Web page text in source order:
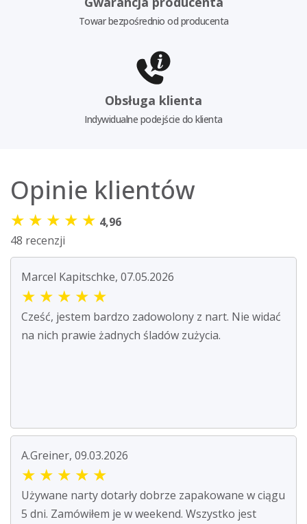
Towar bezpośrednio od producenta
Obsługa klienta
Indywidualne podejście do klienta
Opinie klientów
★ ★ ★ ★ ★ 4,96
48 recenzji
Marcel Kapitschke, 07.05.2026
★ ★ ★ ★ ★
Cześć, jestem bardzo zadowolony z nart. Nie widać
na nich prawie żadnych śladów zużycia.
A.Greiner, 09.03.2026
★ ★ ★ ★ ★
Używane narty dotarły dobrze zapakowane w ciągu
5 dni. Zamówiłem je w weekend. Wszystko jest